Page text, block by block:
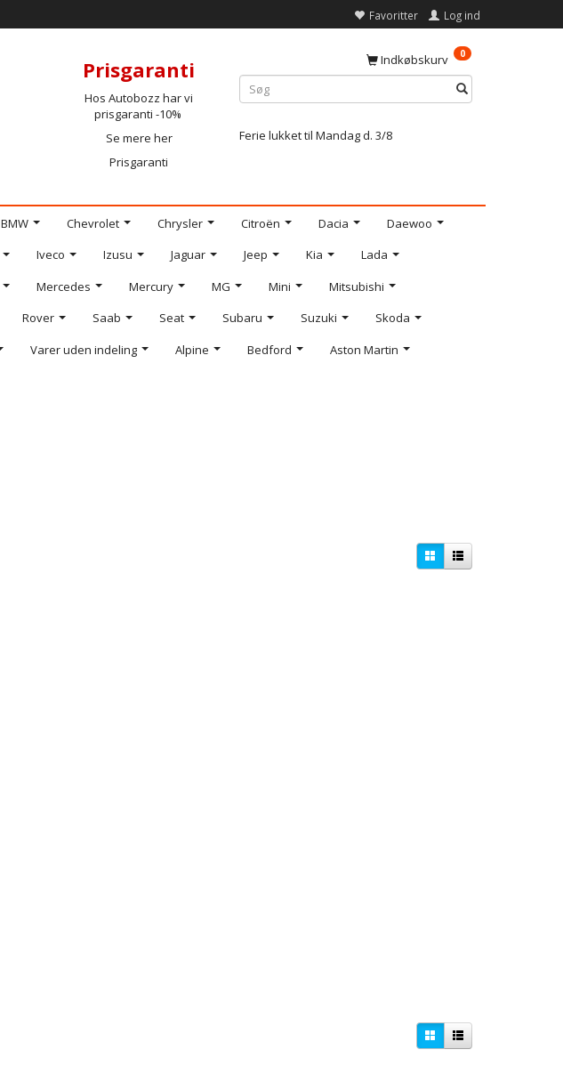
Favoritter Log ind
Prisgaranti
Hos Autobozz har vi
prisgaranti -10%
Se mere her
Prisgaranti
Indkøbskurv 0
Ferie lukket til Mandag d. 3/8
BMW Chevrolet Chrysler Citroën Dacia
Daewoo
Iveco Izusu Jaguar Jeep Kia
Lada
Mercedes Mercury MG Mini
Mitsubishi
Rover Saab Seat Subaru Suzuki
Skoda
Varer uden indeling Alpine Bedford
Aston Martin